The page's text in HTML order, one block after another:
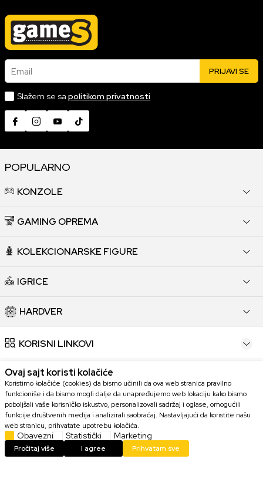
Email PRIJAVI SE
Slažem se sa politikom privatnosti
POPULARNO
KONZOLE
GAMING OPREMA
KOLEKCIONARSKE FIGURE
IGRICE
HARDVER
KORISNI LINKOVI
POMOĆ PRI KUPOVINI
KORISNIČKI SERVIS
KONTAKT
Ovaj sajt koristi kolačiće
Koristimo kolačiće (cookies) da bismo učinili da ova web stranica pravilno
funkcioniše i da bismo mogli dalje da unapređujemo web lokaciju kako bismo
poboljšali vaše korisničko iskustvo, personalizovali sadržaj i oglase, omogućili
funkcije društvenih medija i analizirali saobraćaj. Nastavljajući da koristite našu
web stranicu, prihvatate upotrebu kolačića.
Obavezni Statistički Marketing
Pročitaj više I agree Prihvatam sve